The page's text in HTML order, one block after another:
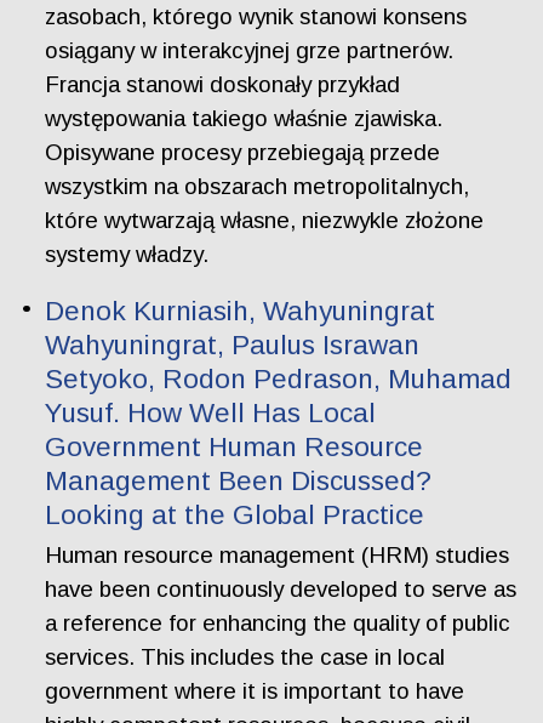
zasobach, którego wynik stanowi konsens
osiągany w interakcyjnej grze partnerów.
Francja stanowi doskonały przykład
występowania takiego właśnie zjawiska.
Opisywane procesy przebiegają przede
wszystkim na obszarach metropolitalnych,
które wytwarzają własne, niezwykle złożone
systemy władzy.
Denok Kurniasih, Wahyuningrat
Wahyuningrat, Paulus Israwan
Setyoko, Rodon Pedrason, Muhamad
Yusuf. How Well Has Local
Government Human Resource
Management Been Discussed?
Looking at the Global Practice
Human resource management (HRM) studies
have been continuously developed to serve as
a reference for enhancing the quality of public
services. This includes the case in local
government where it is important to have